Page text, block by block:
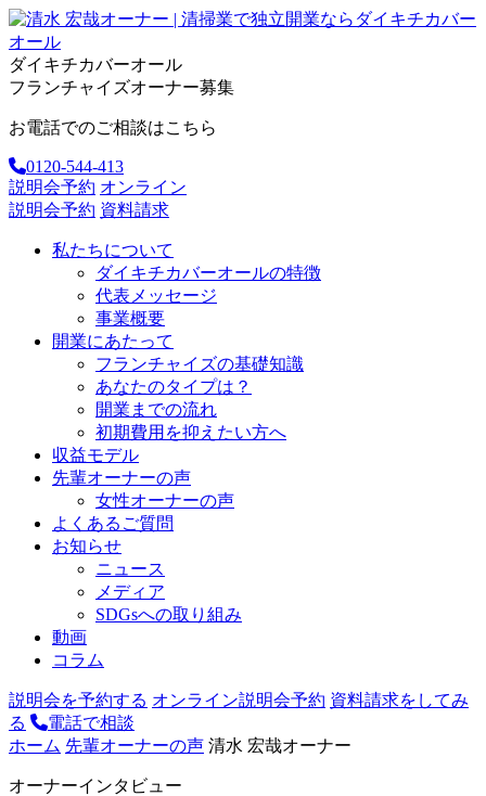
ダイキチカバーオール
フランチャイズオーナー募集
お電話でのご相談はこちら
0120-544-413
説明会予約 オンライン
説明会予約 資料請求
私たちについて
ダイキチカバーオールの特徴
代表メッセージ
事業概要
開業にあたって
フランチャイズの基礎知識
あなたのタイプは？
開業までの流れ
初期費用を抑えたい方へ
収益モデル
先輩オーナーの声
女性オーナーの声
よくあるご質問
お知らせ
ニュース
メディア
SDGsへの取り組み
動画
コラム
説明会を予約する オンライン説明会予約 資料請求をしてみ
る
電話で相談
ホーム 先輩オーナーの声 清水 宏哉オーナー
オーナーインタビュー